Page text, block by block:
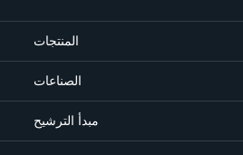
المنتجات
الصناعات
مبدأ الترشيح